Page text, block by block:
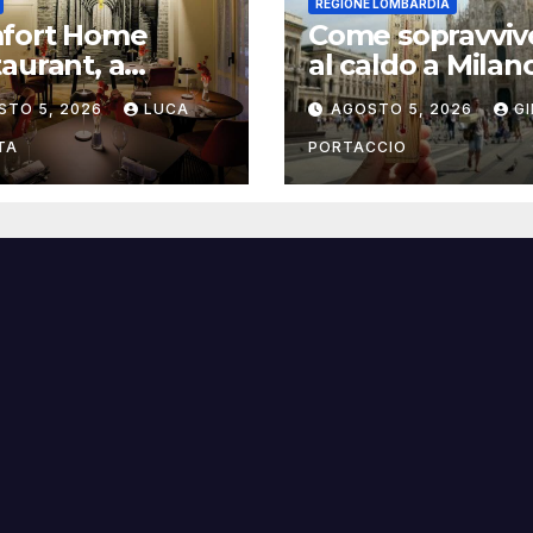
Home
a
il ristorante
in
di
5, 2026 LUCA
REGIONE LOMBARDIA
Come
al caldo a
consigli pratici
AGOSTO 5, 2026
PORTACCIO